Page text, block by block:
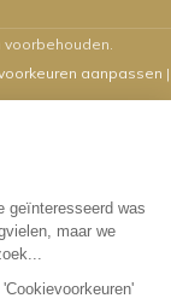
aanpassen |
16.00
via email,
alle